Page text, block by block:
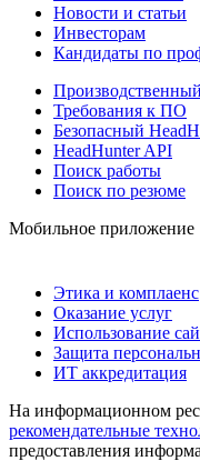
Новости и статьи
Инвесторам
Кандидаты по
Требования к ПО
Безопасный
HeadHunter API
Поиск работы
Поиск по резюме
Мобильное приложение
Этика и комплаенс
Оказание услуг
Использование
Защита
ИТ аккредитация
На информационном
рекомендательные
предоставления